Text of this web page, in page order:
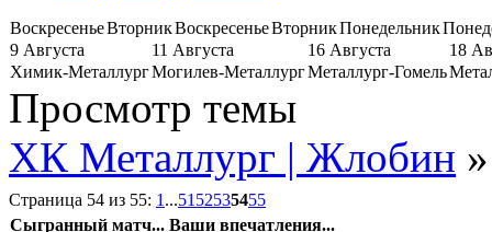
ВоскресеньеВторникВоскресеньеВторникПонедельник
9 Августа
11 Августа 16 Августа
18
Химик-МеталлургМогилев-МеталлургМеталлург-Гомель
Просмотр темы
ХК Металлург | Жлобин
Страница 54 из 55: 1 ...51 52535455
Сыгранный матч... Ваши впечатления...